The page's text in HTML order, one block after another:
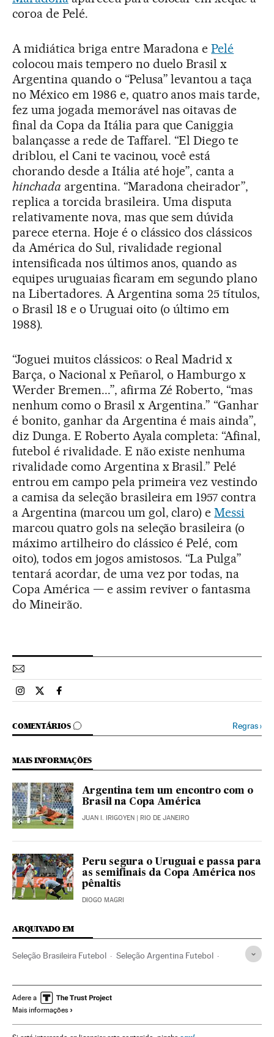
coroa de Pelé.
A midiática briga entre Maradona ePelé
colocou mais tempero no duelo Brasil x
Argentina quando o “Pelusa” levantou a taça
no México em 1986 e, quatro anos mais tarde,
fez uma jogada memorável nas oitavas de
final da Copa da Itália para que Caniggia
balançasse a rede de Taffarel. “El Diego te
driblou, el Cani te vacinou, você está
chorando desde a Itália até hoje”, canta a
hinchada argentina. “Maradona cheirador”,
replica a torcida brasileira. Uma disputa
relativamente nova, mas que sem dúvida
parece eterna. Hoje é o clássico dos clássicos
da América do Sul, rivalidade regional
intensificada nos últimos anos, quando as
equipes uruguaias ficaram em segundo plano
na Libertadores. A Argentina soma 25 títulos,
o Brasil 18 e o Uruguai oito (o último em
1988).
“Joguei muitos clássicos: o Real Madrid x
Barça, o Nacional x Peñarol, o Hamburgo x
Werder Bremen...”, afirma Zé Roberto, “mas
nenhum como o Brasil x Argentina.” “Ganhar
é bonito, ganhar da Argentina é mais ainda”,
diz Dunga. E Roberto Ayala completa: “Afinal,
futebol é rivalidade. E não existe nenhuma
rivalidade como Argentina x Brasil.” Pelé
entrou em campo pela primeira vez vestindo
a camisa da seleção brasileira em 1957 contra
a Argentina (marcou um gol, claro) eMessi
marcou quatro gols na seleção brasileira (o
máximo artilheiro do clássico é Pelé, com
oito), todos em jogos amistosos. “La Pulga”
tentará acordar, de uma vez por todas, na
Copa América — e assim reviver o fantasma
do Mineirão.
Esportes El País Brasil en Instagram
Esportes El País Brasil en Twitter
Esportes El País Brasil en Facebook
COMENTÁRIOS
COMENTÁRIOS Regras›
MAIS INFORMAÇÕES
Argentina tem um encontro com o
Brasil na Copa América
JUAN I. IRIGOYEN | RIO DE JANEIRO
Peru segura o Uruguai e passa para
as semifinais da Copa América nos
pênaltis
DIOGO MAGRI
ARQUIVADO EM
Seleção Brasileira Futebol Seleção Argentina Futebol
Copa América Seleção Brasileira
Estádios futebol
Adere a
Mais informações